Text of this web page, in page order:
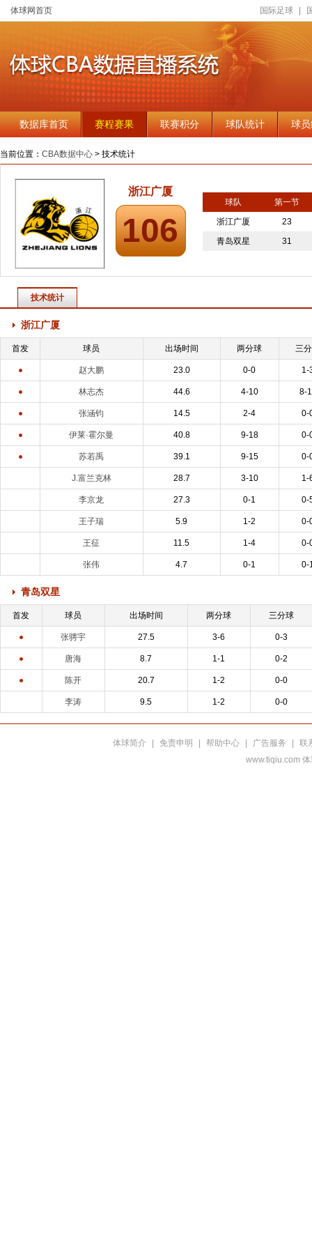
国际足球
体球网首页
数据库首页 赛程赛果 联赛积分 球队统计 球
当前位置： CBA数据中心 > 技术统计
浙江广厦
106
球队
第一节
浙江广厦
23
青岛双星
31
技术统计
浙江广厦
首发 球员 出场时间 两分球 三
赵大鹏 23.0 0-0 1-
林志杰 44.6 4-10 8-
张涵钧 14.5 2-4 0-
伊莱·霍尔曼 40.8 9-18 0-
苏若禹 39.1 9-15 0-
J.富兰克林 28.7 3-10 1-
李京龙 27.3 0-1 0-
王子瑞 5.9 1-2 0-
王征 11.5 1-4 0-
张伟 4.7 0-1 0-
青岛双星
首发 球员 出场时间 两分球 三分球
张骋宇 27.5 3-6 0-3
唐海 8.7 1-1 0-2
陈开 20.7 1-2 0-0
李涛 9.5 1-2 0-0
体球简介 免责申明 帮助中心 广告服务
联
www.tiqiu.com